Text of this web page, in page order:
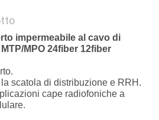
impermeabile al cavo di
MPO 24fiber 12fiber
scatola di distribuzione e RRH.
cape radiofoniche a